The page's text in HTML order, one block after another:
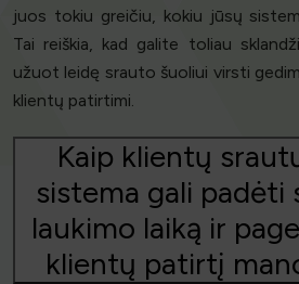
juos tokiu greičiu, kokiu jūsų
Tai reiškia, kad galite toliau
užuot leidę srauto šuoliui virsti
klientų patirtimi.
Kaip klientų
sistema gali
laukimo laiką ir
klientų patirtį